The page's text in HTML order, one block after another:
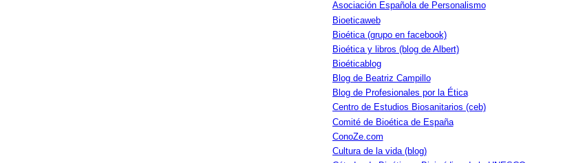
Asociación Española de Personalismo
Bioeticaweb
Bioética (grupo en facebook)
Bioética y libros (blog de Albert)
Bioéticablog
Blog de Beatriz Campillo
Blog de Profesionales por la Ética
Centro de Estudios Biosanitarios (ceb)
Comité de Bioética de España
ConoZe.com
Cultura de la vida (blog)